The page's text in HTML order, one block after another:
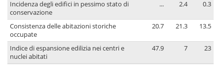
Incidenza degli edifici in pessimo stato di
conservazione
... 2.4 0.3
Consistenza delle abitazioni storiche
occupate
20.7 21.3 13.5
Indice di espansione edilizia nei centri e
nuclei abitati
47.9 7 23